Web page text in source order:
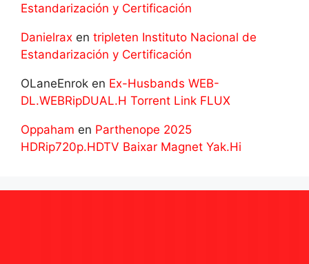
Estandarización y Certificación
Danielrax en tripleten Instituto Nacional de
Estandarización y Certificación
OLaneEnrok en Ex-Husbands WEB-
DL.WEBRipDUAL.H Torrent Link FLUX
Oppaham en Parthenope 2025
HDRip720p.HDTV Baixar Magnet Yak.Hi